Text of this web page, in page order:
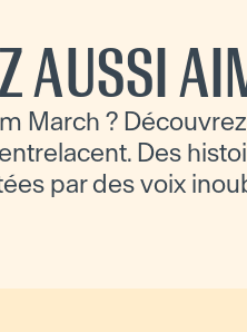
AUSSI
March ?
Des
par des voix